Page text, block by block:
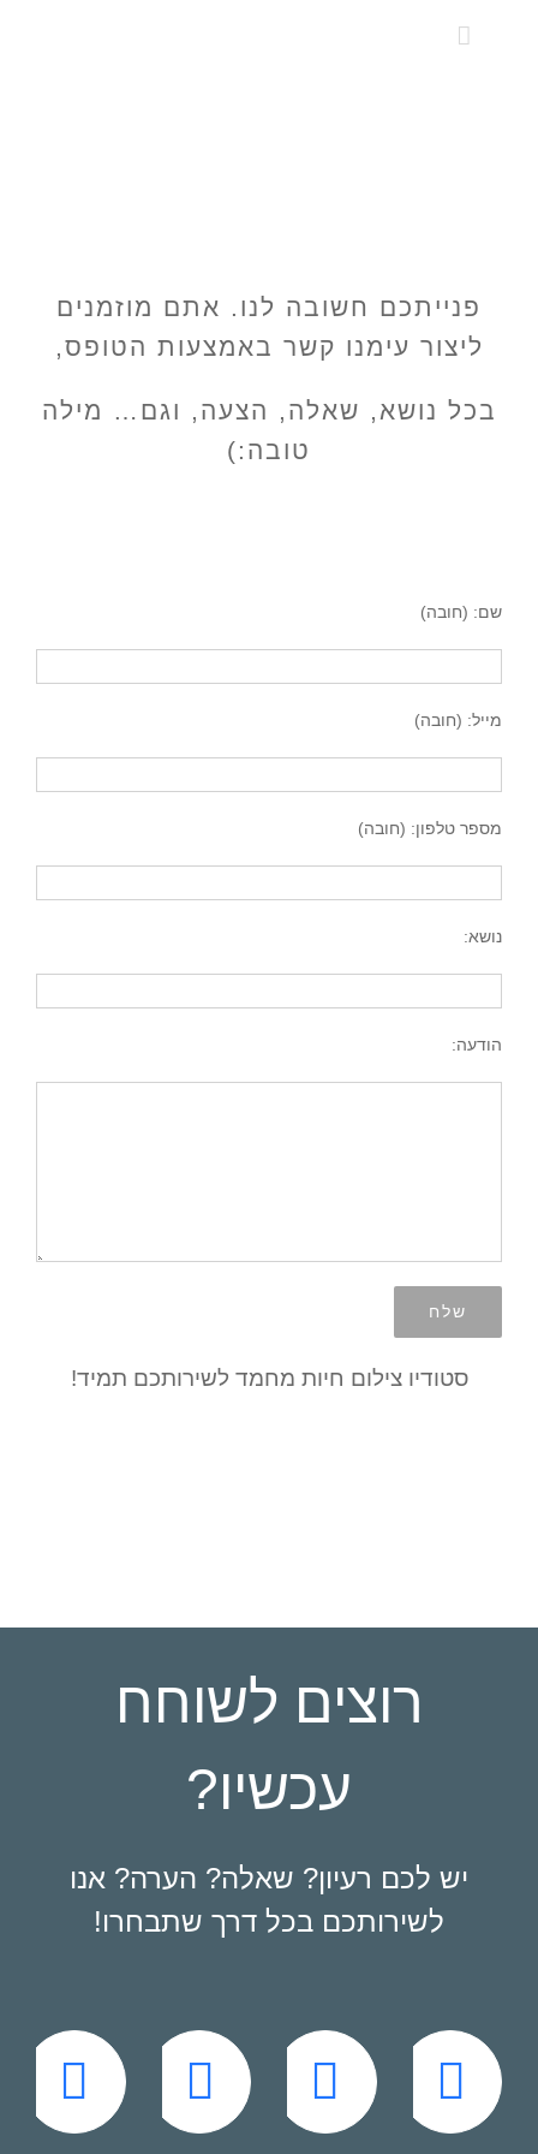
פנייתכם חשובה לנו. אתם מוזמנים
ליצור עימנו קשר באמצעות הטופס,
בכל נושא, שאלה, הצעה, וגם… מילה
טובה:)
שם: (חובה)
מייל: (חובה)
מספר טלפון: (חובה)
נושא:
הודעה:
סטודיו צילום חיות מחמד לשירותכם תמיד!
רוצים לשוחח
עכשיו?
יש לכם רעיון? שאלה? הערה? אנו
לשירותכם בכל דרך שתבחרו!